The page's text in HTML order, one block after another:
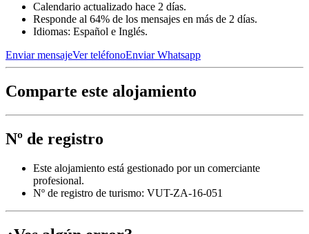
Calendario actualizado hace 2 días.
Responde al 64% de los mensajes en más de 2 días.
Idiomas: Español e Inglés.
Enviar mensajeVer teléfonoEnviar Whatsapp
Comparte este alojamiento
Nº de registro
Este alojamiento está gestionado por un comerciante
profesional.
Nº de registro de turismo: VUT-ZA-16-051